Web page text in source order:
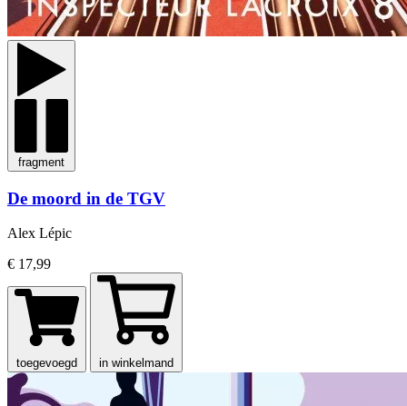
fragment
De moord in de TGV
Alex Lépic
€ 17,99
toegevoegd in winkelmand